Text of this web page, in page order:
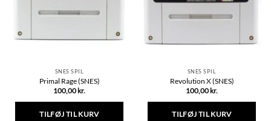
SNES SPIL
Primal Rage (SNES)
100,00 kr.
TILFØJ TIL KURV
SNES SPIL
Revolution X (SNES)
100,00 kr.
TILFØJ TIL KURV